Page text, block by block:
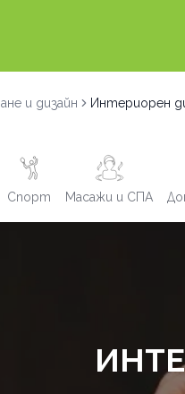
и дизайн Интериорен
Спорт Масажи и СПА